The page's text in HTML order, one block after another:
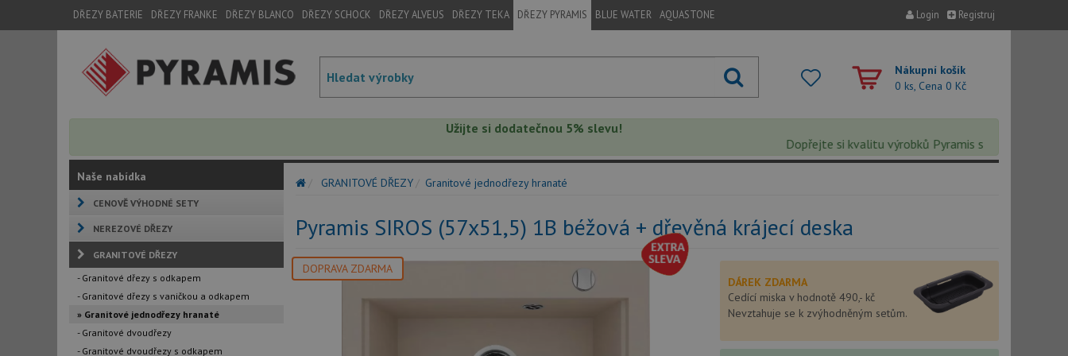
DŘEZY BATERIE DŘEZY FRANKE DŘEZY BLANCO DŘEZY SCHOCK DŘEZY ALVEUS DŘEZY TEKA DŘEZY PYRAMIS BLUE WATER AQUASTONE Login Registruj
Nákupní košík
0 ks, Cena 0 Kč
Užijte si dodatečnou 5% slevu!
Dopřejte si kvalitu výrobků Pyramis s extra 5% slevou –
Naše nabídka
CENOVĚ VÝHODNÉ SETY
NEREZOVÉ DŘEZY
GRANITOVÉ DŘEZY
- Granitové dřezy s odkapem
- Granitové dřezy s vaničkou a odkapem
» Granitové jednodřezy hranaté
- Granitové dvoudřezy
- Granitové dvoudřezy s odkapem
GRANITOVÉ DŘEZY Granitové jednodřezy hranaté
Pyramis SIROS (57x51,5) 1B béžová + dřevěná krájecí deska
DOPRAVA ZDARMA
DÁREK ZDARMA
Cedící miska v hodnotě 490,- kč
Nevztahuje se k zvýhodněným setům.